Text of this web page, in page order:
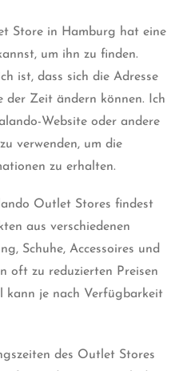
Store in Hamburg hat eine
um ihn zu finden.
ist, dass sich die Adresse
Zeit ändern können. Ich
Website oder andere
verwenden, um die
zu erhalten.
Outlet Stores findest
aus verschiedenen
Schuhe, Accessoires und
oft zu reduzierten Preisen
kann je nach Verfügbarkeit
des Outlet Stores